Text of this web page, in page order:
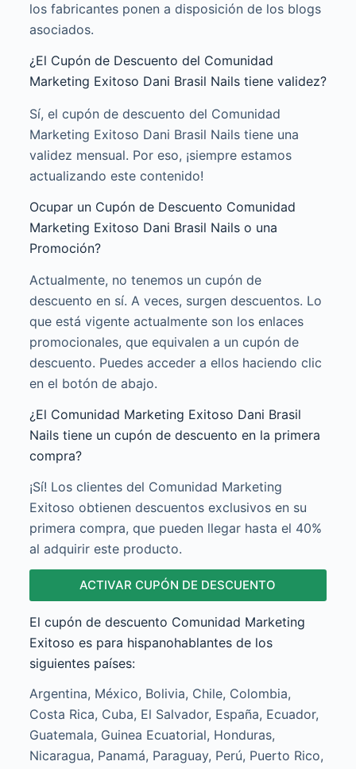
los fabricantes ponen a disposición de los blogs
asociados.
¿El Cupón de Descuento del Comunidad
Marketing Exitoso Dani Brasil Nails tiene validez?
Sí, el cupón de descuento del Comunidad
Marketing Exitoso Dani Brasil Nails tiene una
validez mensual. Por eso, ¡siempre estamos
actualizando este contenido!
Ocupar un Cupón de Descuento Comunidad
Marketing Exitoso Dani Brasil Nails o una
Promoción?
Actualmente, no tenemos un cupón de
descuento en sí. A veces, surgen descuentos. Lo
que está vigente actualmente son los enlaces
promocionales, que equivalen a un cupón de
descuento. Puedes acceder a ellos haciendo clic
en el botón de abajo.
¿El Comunidad Marketing Exitoso Dani Brasil
Nails tiene un cupón de descuento en la primera
compra?
¡Sí! Los clientes del Comunidad Marketing
Exitoso obtienen descuentos exclusivos en su
primera compra, que pueden llegar hasta el 40%
al adquirir este producto.
ACTIVAR CUPÓN DE DESCUENTO
El cupón de descuento Comunidad Marketing
Exitoso es para hispanohablantes de los
siguientes países:
Argentina, México, Bolivia, Chile, Colombia,
Costa Rica, Cuba, El Salvador, España, Ecuador,
Guatemala, Guinea Ecuatorial, Honduras,
Nicaragua, Panamá, Paraguay, Perú, Puerto Rico,